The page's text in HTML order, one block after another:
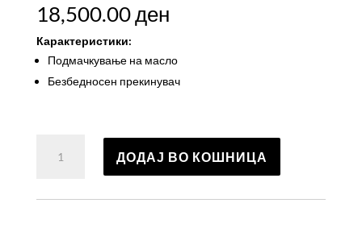
18,500.00ден
Карактеристики:
Подмачкување на масло
Безбедносен прекинувач
100
ДОДАЈ ВО КОШНИЦА